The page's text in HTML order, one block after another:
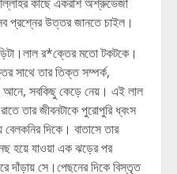
প্রশ্নের উত্তর জানতে চাইল।
র*ক্তের মতো টকটকে।
সাথে তার তিক্ত সম্পর্ক,
আনে, সবকিছু কেড়ে নেয়। এই লাল
তার জীবনটাকে পুরোপুরি ধ্বংস
দিকে। বাতাসে তার
হয়ে যাওয়া এক ঝড়ের পর
দাঁড়ায় সে।পেছনের দিকে বিস্তৃত